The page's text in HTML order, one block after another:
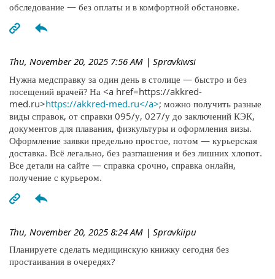
обследование — без оплаты и в комфортной обстановке.
Thu, November 20, 2025 7:56 AM | Spravkiwsi
Нужна медсправку за один день в столице — быстро и без
посещений врачей? На <a href=https://akkred-
med.ru>https://akkred-med.ru</a>; можно получить разные
виды справок, от справки 095/у, 027/у до заключений КЭК,
документов для плавания, физкультуры и оформления визы.
Оформление заявки предельно простое, потом — курьерская
доставка. Всё легально, без разглашения и без лишних хлопот.
Все детали на сайте — справка срочно, справка онлайн,
получение с курьером.
Thu, November 20, 2025 8:24 AM | Spravkiipu
Планируете сделать медицинскую книжку сегодня без
простаивания в очередях?